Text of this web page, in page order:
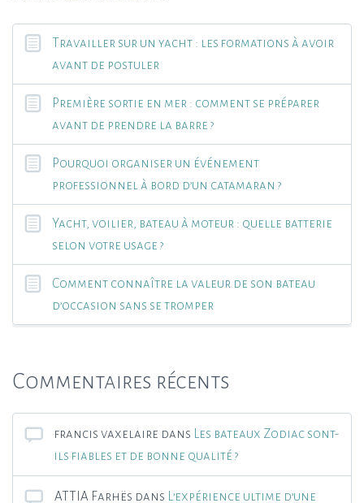
Travailler sur un yacht : les formations à avoir
avant de postuler
Première sortie en mer : comment se préparer
avant de prendre la barre ?
Pourquoi organiser un événement
professionnel à bord d’un catamaran ?
Yacht, voilier, bateau à moteur : quelle batterie
selon votre usage ?
Comment connaître la valeur de son bateau
d’occasion sans se tromper
Commentaires récents
francis vaxelaire dans
Les bateaux Zodiac sont-
ils fiables et de bonne qualité ?
ATTIA Farhës dans L’expérience ultime d’une